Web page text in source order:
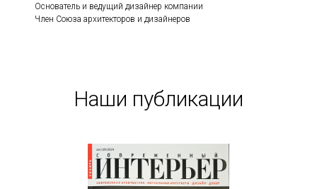
Основатель и ведущий дизайнер компании
Член Союза архитекторов и дизайнеров
Наши публикации